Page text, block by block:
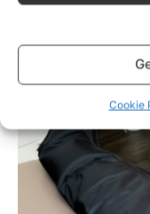
Cookie
Îngrijirea